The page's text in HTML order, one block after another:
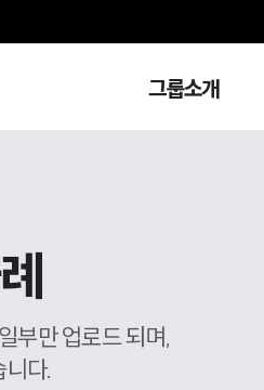
그룹소개
부만 업로드 되며,
다.